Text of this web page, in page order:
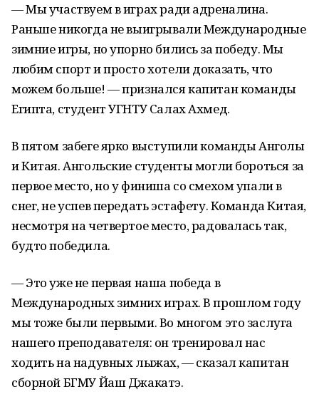
— Мы участвуем в играх ради адреналина.
Раньше никогда не выигрывали Международные
зимние игры, но упорно бились за победу. Мы
любим спорт и просто хотели доказать, что
можем больше! — признался капитан команды
Египта, студент УГНТУ Салах Ахмед.
В пятом забеге ярко выступили команды Анголы
и Китая. Ангольские студенты могли бороться за
первое место, но у финиша со смехом упали в
снег, не успев передать эстафету. Команда Китая,
несмотря на четвертое место, радовалась так,
будто победила.
— Это уже не первая наша победа в
Международных зимних играх. В прошлом году
мы тоже были первыми. Во многом это заслуга
нашего преподавателя: он тренировал нас
ходить на надувных лыжах, — сказал капитан
сборной БГМУ Йаш Джакатэ.